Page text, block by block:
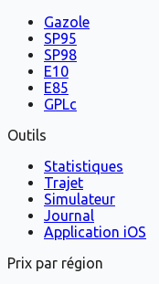
Gazole
SP95
SP98
E10
E85
GPLc
Outils
Statistiques
Trajet
Simulateur
Journal
Application iOS
Prix par région